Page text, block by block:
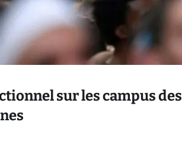
sur les campus des